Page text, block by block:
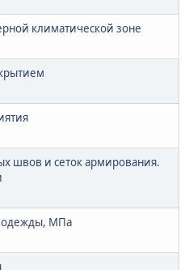
климатической зоне
швов и сеток армирования.
одежды, МПа